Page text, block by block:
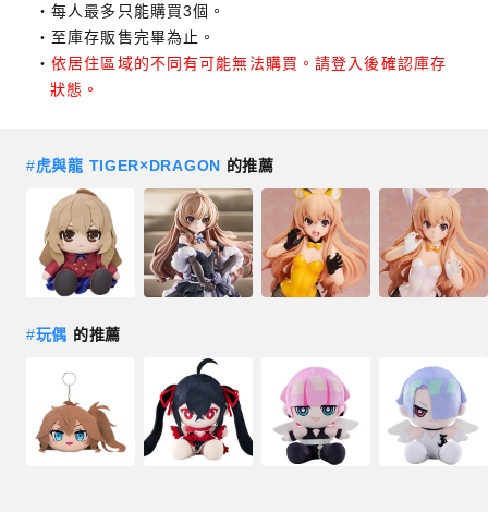
每人最多只能購買3個。
至庫存販售完畢為止。
依居住區域的不同有可能無法購買。請登入後確認庫存
狀態。
#虎與龍 TIGER×DRAGON 的推薦
#玩偶 的推薦